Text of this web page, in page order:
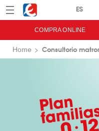
Menú Eroski
COMPRA ONLINE
Home Consultorio